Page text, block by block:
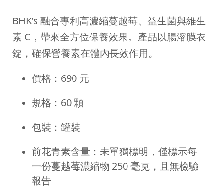
BHK’s 融合專利高濃縮蔓越莓、益生菌與維生
素 C，帶來全方位保養效果。產品以腸溶膜衣
錠，確保營養素在體內長效作用。
價格：690 元
規格：60 顆
包裝：罐裝
前花青素含量：未單獨標明，僅標示每
一份蔓越莓濃縮物 250 毫克，且無檢驗
報告